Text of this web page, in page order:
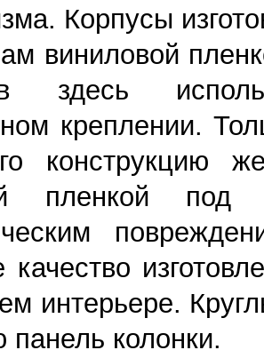
Корпусы
виниловой
здесь
креплении.
конструкцию
пленкой под
качество
интерьере.
панель колонки.